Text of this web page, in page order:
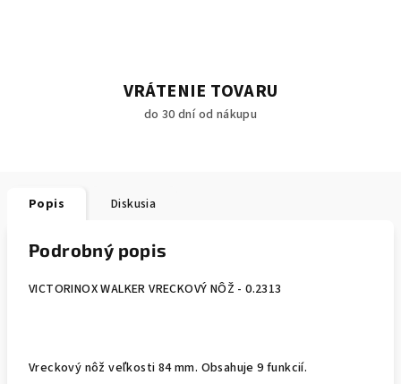
VRÁTENIE TOVARU
do 30 dní od nákupu
Popis Diskusia
Podrobný popis
VICTORINOX WALKER VRECKOVÝ NÔŽ - 0.2313
Vreckový nôž veľkosti 84 mm. Obsahuje 9 funkcií.